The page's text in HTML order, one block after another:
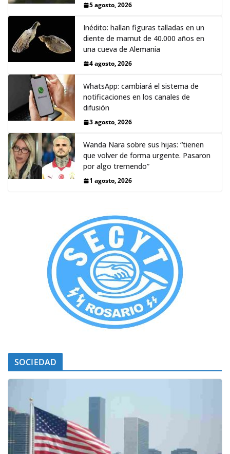
5 agosto, 2026
Inédito: hallan figuras talladas en un
diente de mamut de 40.000 años en
una cueva de Alemania
4 agosto, 2026
WhatsApp: cambiará el sistema de
notificaciones en los canales de
difusión
3 agosto, 2026
Wanda Nara sobre sus hijas: “tienen
que volver de forma urgente. Pasaron
por algo tremendo”
1 agosto, 2026
SOCIEDAD